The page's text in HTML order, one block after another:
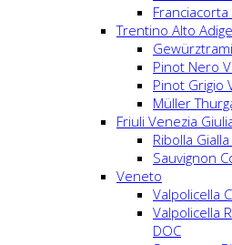
Franciacorta
Trentino Alto Adige
Pinot Nero
Pinot Grigio
Müller
Friuli Venezia
Ribolla
Sauvignon
Veneto
Valpolicella
Valpolicella
DOC